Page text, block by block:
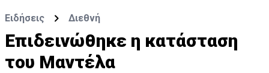
Ειδήσεις Διεθνή
Επιδεινώθηκε η κατάσταση
του Μαντέλα